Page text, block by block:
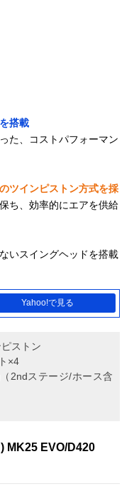
搭載
た、コストパフォーマン
ツインピストン方式を採
ち、効率的にエアを供給
いスイングヘッドを搭載
Yahoo!で見る
ストン
×4
2ndステージ/ホース含
MK25 EVO/D420